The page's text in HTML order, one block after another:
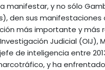
manifestar, y no sólo
den sus manifestaciones
más importante y más
Judicial (OIJ),
de inteligencia entre
y ha